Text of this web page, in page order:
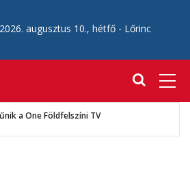
2026. augusztus 10., hétfő - Lőrinc
a One Földfelszíni TV